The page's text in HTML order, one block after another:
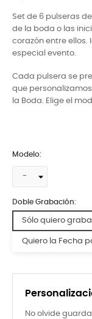
Set de 6 pulseras
de la boda o las
corazón entre
especial evento.
Cada pulsera se
que
la Boda. Elige el
No olvide
Modelo:
Doble Grabación:
Sólo quiero
Quiero la Fecha